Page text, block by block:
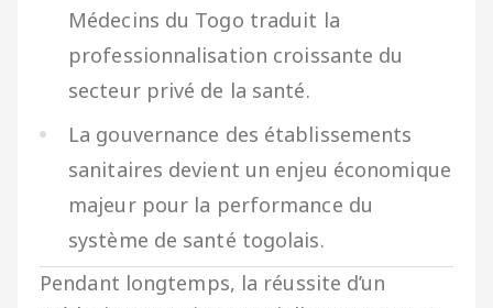
Médecins du Togo traduit la
professionnalisation croissante du
secteur privé de la santé.
La gouvernance des établissements
sanitaires devient un enjeu économique
majeur pour la performance du
système de santé togolais.
Pendant longtemps, la réussite d’un